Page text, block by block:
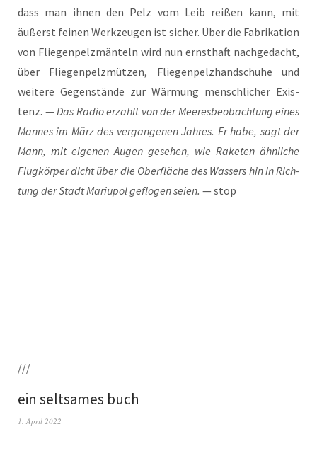
dass man ihnen den Pelz vom Leib rei­ßen kann, mit
äußerst fei­nen Werk­zeu­gen ist sicher. Über die Fabri­ka­ti­on
von Flie­gen­pe­lz­män­teln wird nun ernst­haft nach­ge­dacht,
über Flie­gen­pe­lz­müt­zen, Flie­gen­pe­lz­hand­schu­he und
wei­te­re Gegen­stän­de zur Wär­mung mensch­li­cher Exis­
tenz. — Das Radio erzählt von der Mee­res­be­ob­ach­tung eines
Man­nes im März des ver­gan­ge­nen Jah­res. Er habe, sagt der
Mann, mit eige­nen Augen gese­hen, wie Rake­ten ähn­li­che
Flug­kör­per dicht über die Ober­flä­che des Was­sers hin in Rich­
tung der Stadt Mariu­pol geflo­gen sei­en. — stop
///
ein seltsames buch
1. April 2022